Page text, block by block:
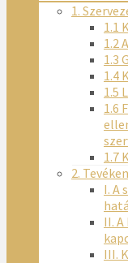
1.
1.1
1.2
1.3
1.4
1.5
1.6
1.7
2.
I. A
II.
III.